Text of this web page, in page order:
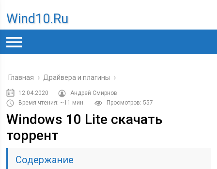
Wind10.ru
Главная › Драйвера и плагины ›
12.04.2020
Андрей Смирнов
Время чтения: ~11 мин.
Просмотров: 557
Windows 10 Lite скачать
торрент
Содержание